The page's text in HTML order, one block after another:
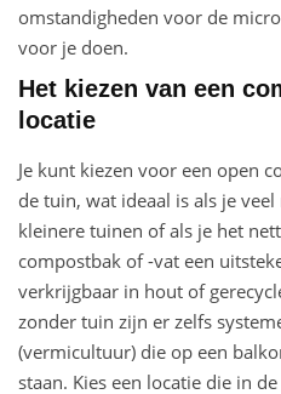
omstandigheden voor de
voor je doen.
Het kiezen van een
locatie
Je kunt kiezen voor een open
de tuin, wat ideaal is als je
kleinere tuinen of als je het
compostbak of -vat een
verkrijgbaar in hout of
zonder tuin zijn er zelfs
(vermicultuur) die op een
staan. Kies een locatie die in